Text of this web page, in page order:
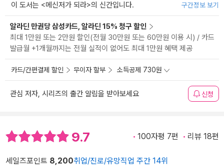
이 도서는 <메신저가 되라>의 신간입니다. 구간정보 보기
알라딘 만권당 삼성카드, 알라딘 15% 청구 할인
최대 1만원 또는 2만원 할인(전월 30만원 또는 60만원 이용 시) / 카드
발급월 +1개월까지는 전월 실적이 없어도 최대 1만원 혜택 제공
카드/간편결제 할인 무이자 할부 소득공제 730원
관심 저자, 시리즈의 출간 알림을 받아보세요 신청
9.7 100자평 7편 리뷰 18편
세일즈포인트 8,200취업/진로/유망직업 주간 14위